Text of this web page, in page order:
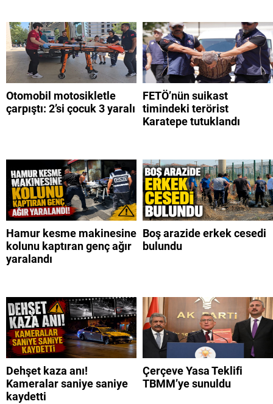
Otomobil motosikletle
çarpıştı: 2’si çocuk 3 yaralı
FETÖ’nün suikast
timindeki terörist
Karatepe tutuklandı
Hamur kesme makinesine
kolunu kaptıran genç ağır
yaralandı
Boş arazide erkek cesedi
bulundu
Dehşet kaza anı!
Kameralar saniye saniye
kaydetti
Çerçeve Yasa Teklifi
TBMM’ye sunuldu